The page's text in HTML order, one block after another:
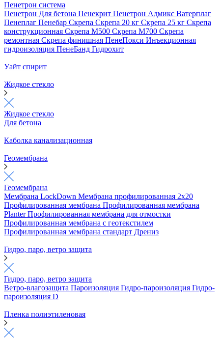
Пенетрон система
Пенетрон Для бетона Пенекрит Пенетрон Адмикс Ватерплаг
Пенеплаг Пенебар Скрепа Скрепа 20 кг Скрепа 25 кг Скрепа
конструкционная Скрепа М500 Скрепа М700 Скрепа
ремонтная Скрепа финишная ПенеПокси Инъекционная
гидроизоляция ПенеБанд Гидрохит
Уайт спирит
Жидкое стекло
Жидкое стекло
Для бетона
Каболка канализационная
Геомембрана
Геомембрана
Мембрана LockDown Мембрана профилированная 2х20
Профилированная мембрана Профилированная мембрана
PlanterПрофилированная мембрана для отмостки
Профилированная мембрана с геотекстилем
Профилированная мембрана стандарт Дрениз
Гидро, паро, ветро защита
Гидро, паро, ветро защита
Ветро-влагозащита Пароизоляция Гидро-пароизоляция Гидро-
пароизоляция D
Пленка полиэтиленовая